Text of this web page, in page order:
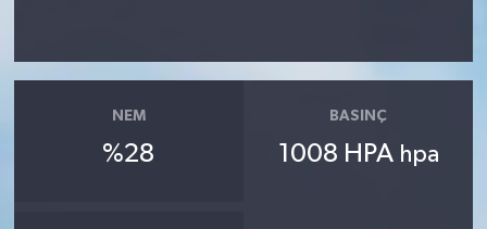
NEM
%28
BASINÇ
1008 HPA hpa